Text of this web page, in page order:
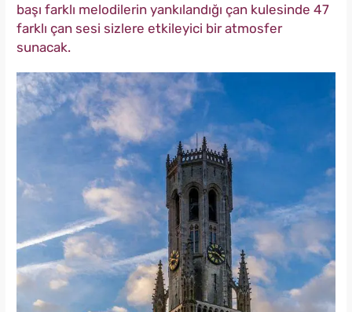
başı farklı melodilerin yankılandığı çan kulesinde 47
farklı çan sesi sizlere etkileyici bir atmosfer
sunacak.